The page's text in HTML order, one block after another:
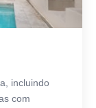
incluindo
com